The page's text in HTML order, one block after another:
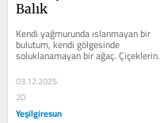
Balık
Kendi yağmurunda ıslanmayan bir
bulutum, kendi gölgesinde
soluklanamayan bir ağaç. Çiçeklerini
ayaz vurmuş bir erik dalıydım belki,
belki de...
03.12.2025
20
Yeşilgiresun